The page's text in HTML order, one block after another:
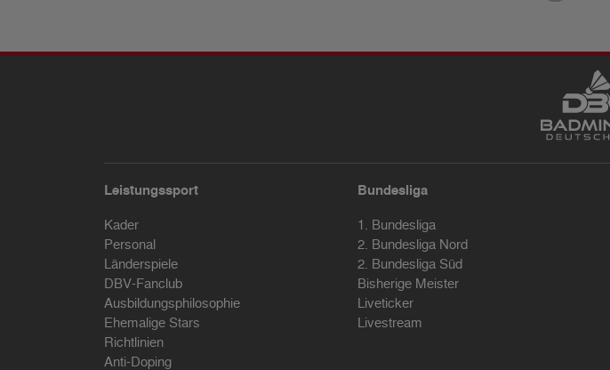
Leistungssport
Kader
Personal
Länderspiele
DBV-Fanclub
Ausbildungsphilosophie
Ehemalige Stars
Richtlinien
Anti-Doping
Bundesliga
1. Bundesliga
2. Bundesliga Nord
2. Bundesliga Süd
Bisherige Meister
Liveticker
Livestream